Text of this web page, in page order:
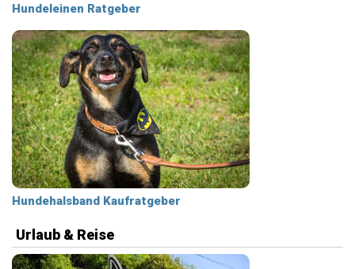
Hundeleinen Ratgeber
Hundehalsband Kaufratgeber
Urlaub & Reise